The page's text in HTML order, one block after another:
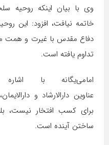
وی با بیان اینکه روحیه
خاتمه نیافت، افزود: این
دفاع مقدس با غیرت و همت
تداوم یافته است.
امامی‌یگانه با
عناوین دارالارشاد و
برای کسب افتخار نیست،
ساختن آینده است.